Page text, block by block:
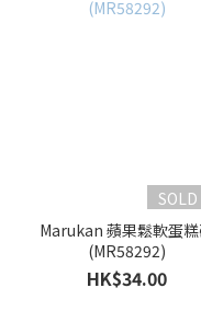
Marukan 蘋果鬆軟蛋
(MR58292)
HK$34.00